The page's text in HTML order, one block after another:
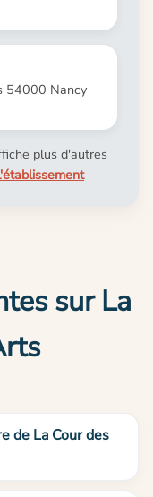
54000 Nancy
plus d'autres
sur La
de La Cour des